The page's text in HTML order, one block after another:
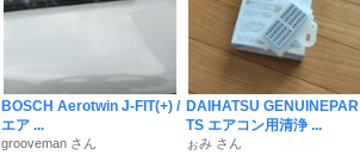
BOSCH Aerotwin J-FIT(+) /
エア ...
grooveman さん
DAIHATSU GENUINEPAR
TS エアコン用清浄 ...
ぉみ さん